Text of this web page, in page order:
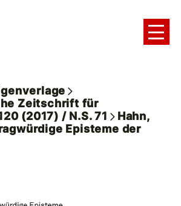
Zeitschrift für
(2017) / N.S. 71
Hahn,
Episteme der